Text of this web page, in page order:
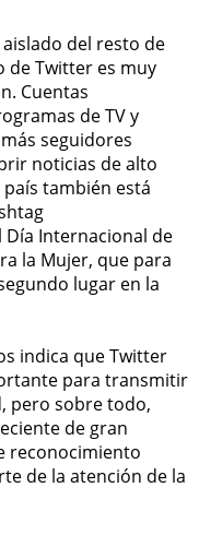
del resto de
de Twitter es muy
Cuentas
de TV y
seguidores
noticias de alto
también está
Internacional de
la Mujer, que para
lugar en la
indica que Twitter
para transmitir
pero sobre todo,
de gran
reconocimiento
de la atención de la